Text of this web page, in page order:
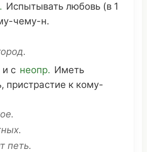
. Испытывать любовь (в 1
чему-н.
.
и с неопр. Иметь
, пристрастие к кому-
.
.
петь.